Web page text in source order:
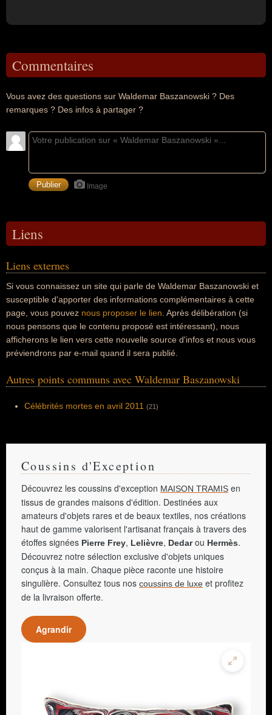
Commentaires
Vous avez des questions sur Waldemar Baszanowski ? Des
remarques ? Des infos à partager ?
Image
Liens
Liens externes
Si vous connaissez un site qui parle de Waldemar Baszanowski et
susceptible d'apporter des informations complémentaires à cette
page, vous pouvez nous proposer le lien . Après délibération (si
nous pensons que le contenu proposé est intéressant), nous
afficherons le lien vers cette nouvelle source d'infos et nous vous
préviendrons par e-mail quand il sera publié.
Autres points communs avec Waldemar Baszanowski
Célébrités mortes en avril 2011 (21)
Coussins d'Exception
Découvrez les coussins d'exception MAISON TRAMIS en
tissus de grandes maisons d'édition. Destinées aux
amateurs d'objets rares et de beaux textiles, nos créations
haut de gamme valorisent l'artisanat français à travers des
étoffes signées Pierre Frey, Lelièvre, Dedarou Hermès.
Découvrez notre sélection exclusive d'objets uniques
conçus à la main. Chaque pièce raconte une histoire
singulière. Consultez tous nos coussins de luxe et profitez
de la livraison offerte.
Agrandir